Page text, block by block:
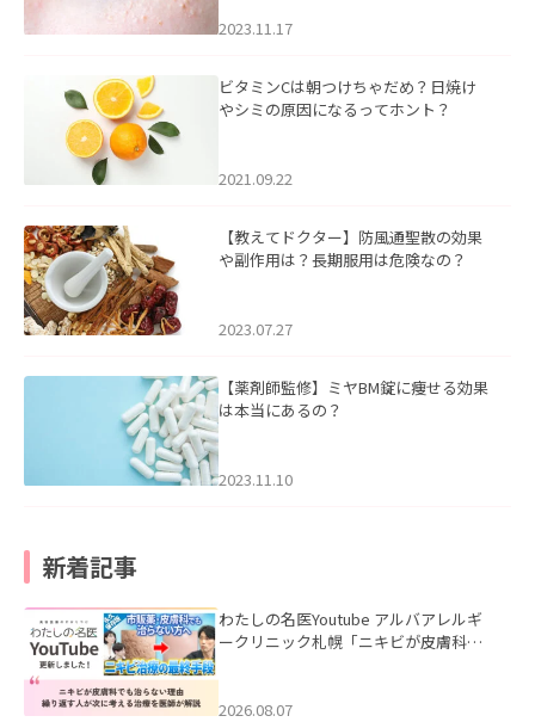
2023.11.17
ビタミンCは朝つけちゃだめ？日焼け
やシミの原因になるってホント？
2021.09.22
【教えてドクター】防風通聖散の効果
や副作用は？長期服用は危険なの？
2023.07.27
【薬剤師監修】ミヤBM錠に痩せる効果
は本当にあるの？
2023.11.10
新着記事
わたしの名医Youtube アルバアレルギ
ークリニック札幌「ニキビが皮膚科で
ました。
2026.08.07